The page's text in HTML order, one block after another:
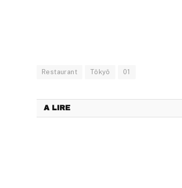
Restaurant Tôkyô 01
A LIRE